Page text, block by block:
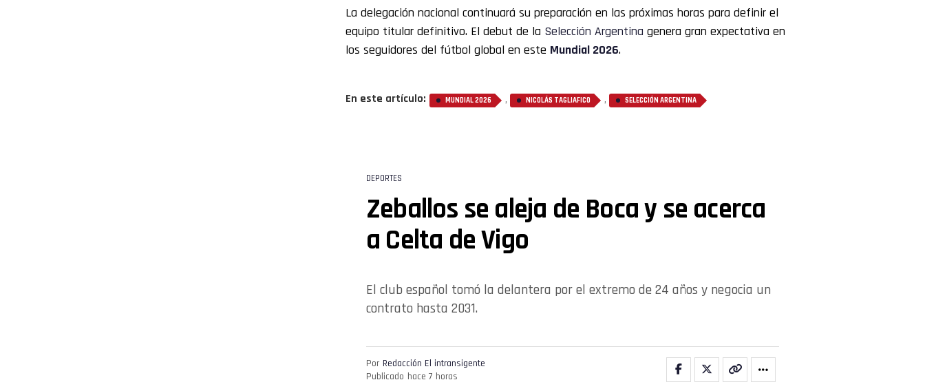
La delegación nacional continuará su preparación en las próximas horas para definir el
equipo titular definitivo. El debut de la Selección Argentina genera gran expectativa en
los seguidores del fútbol global en este Mundial 2026.
En este artículo: MUNDIAL 2026 , NICOLÁS TAGLIAFICO , SELECCIÓN ARGENTINA
DEPORTES
Zeballos se aleja de Boca y se acerca
a Celta de Vigo
El club español tomó la delantera por el extremo de 24 años y negocia un
contrato hasta 2031.
Por Redacción El intransigente
Publicado hace 7 horas